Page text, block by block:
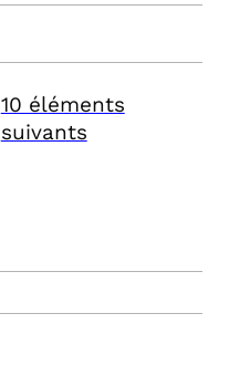
10 éléments
suivants